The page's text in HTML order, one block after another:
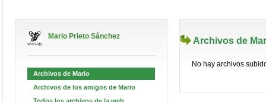
Mario Prieto Sánchez
Archivos de Mario
Archivos de los amigos de Mario
Archivos de
No hay archivos